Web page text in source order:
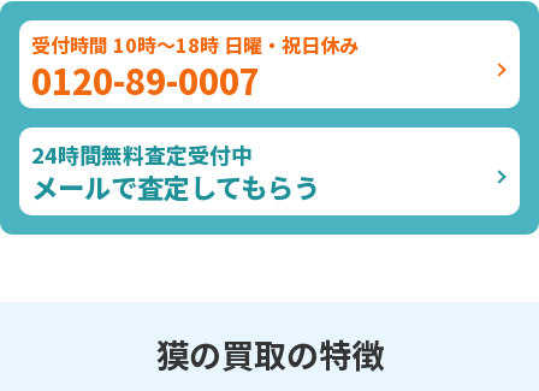
受付時間 10時～18時 日曜・祝日休み
0120-89-0007
24時間無料査定受付中
メールで査定してもらう
獏の買取の特徴